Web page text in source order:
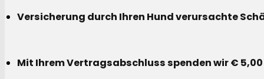
Versicherung durch Ihren Hund verursachte
Mit Ihrem Vertragsabschluss spenden wir €